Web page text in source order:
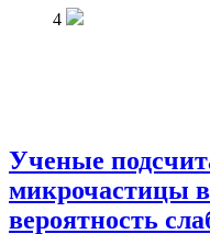
4
Ученые
микрочастицы
вероятность